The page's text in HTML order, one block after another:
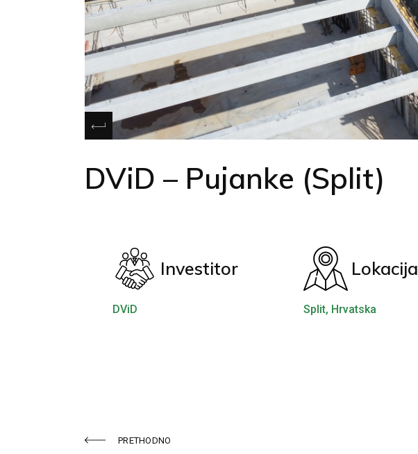
DViD – Pujanke (Split)
Investitor
DViD
Lokacija
Split, Hrvatska
PRETHODNO